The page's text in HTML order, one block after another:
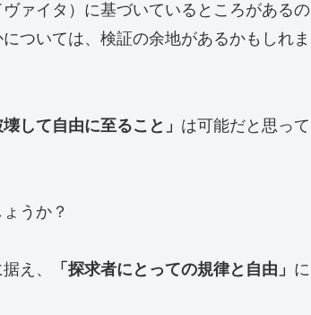
ァイタ）に基づいているところがあるの
ついては、検証の余地があるかもしれま
壊して自由に至ること」 は可能だと思って
うか？
え、 「探求者にとっての規律と自由」 に